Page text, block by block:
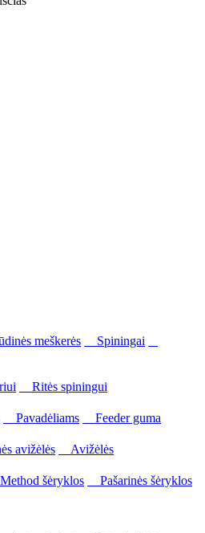
meškerės
Spiningai
Ritės spiningui
Pavadėliams
Feeder guma
avižėlės
Avižėlės
šėryklos
Pašarinės šėryklos